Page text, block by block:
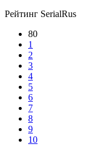
Рейтинг SerialRus
80
1
2
3
4
5
6
7
8
9
10